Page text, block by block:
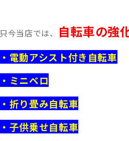
只今当店では、 自転車の強
・電動アシスト付き自転車
・ミニベロ
・折り畳み自転車
・子供乗せ自転車